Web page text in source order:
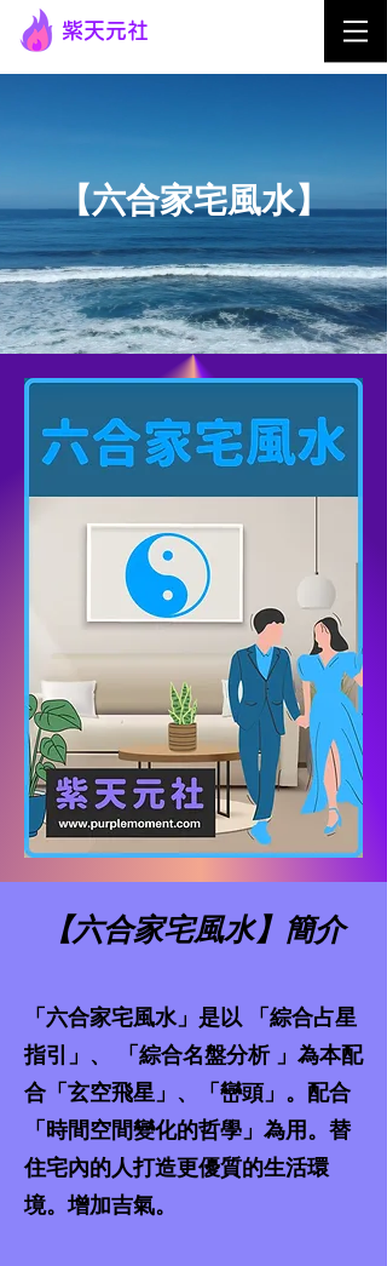
紫天元社
【六合家宅風水】
【六合家宅風水】簡介
「六合家宅風水」是以 「綜合占星
指引」、 「綜合名盤分析 」為本配
合「玄空飛星」、「巒頭」。配合
「時間空間變化的哲學」為用。替
住宅內的人打造更優質的生活環
境。增加吉氣。